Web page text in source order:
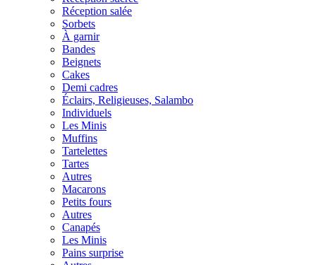
Réception salée
Sorbets
À garnir
Bandes
Beignets
Cakes
Demi cadres
Éclairs, Religieuses, Salambo
Individuels
Les Minis
Muffins
Tartelettes
Tartes
Autres
Macarons
Petits fours
Autres
Canapés
Les Minis
Pains surprise